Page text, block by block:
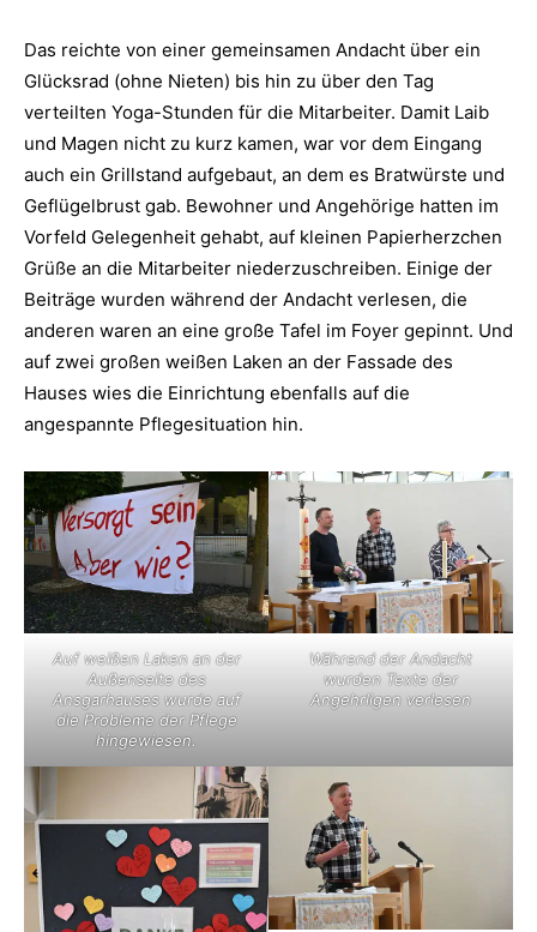
Das reichte von einer gemeinsamen Andacht über ein
Glücksrad (ohne Nieten) bis hin zu über den Tag
verteilten Yoga-Stunden für die Mitarbeiter. Damit Laib
und Magen nicht zu kurz kamen, war vor dem Eingang
auch ein Grillstand aufgebaut, an dem es Bratwürste und
Geflügelbrust gab. Bewohner und Angehörige hatten im
Vorfeld Gelegenheit gehabt, auf kleinen Papierherzchen
Grüße an die Mitarbeiter niederzuschreiben. Einige der
Beiträge wurden während der Andacht verlesen, die
anderen waren an eine große Tafel im Foyer gepinnt. Und
auf zwei großen weißen Laken an der Fassade des
Hauses wies die Einrichtung ebenfalls auf die
angespannte Pflegesituation hin.
Auf weißen Laken an der
Außenseite des
Ansgarhauses wurde auf
die Probleme der Pflege
hingewiesen.
Während der Andacht
wurden Texte der
Angehrligen verlesen